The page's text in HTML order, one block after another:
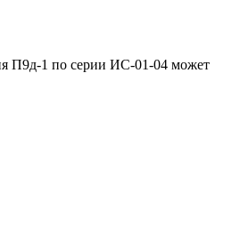
П9д-1 по серии ИС-01-04 может